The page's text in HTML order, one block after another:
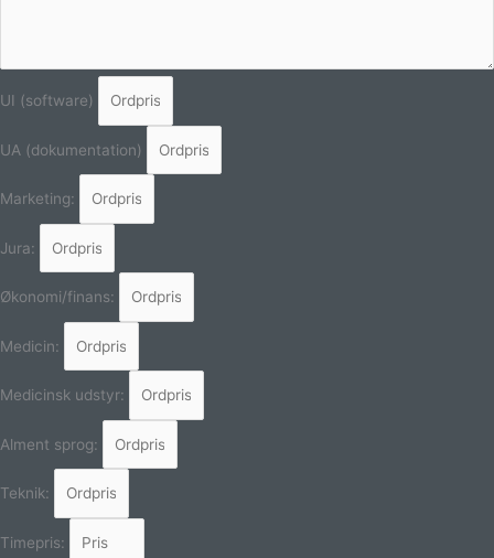
UI (software)
UA (dokumentation)
Marketing:
Jura:
Økonomi/finans:
Medicin:
Medicinsk udstyr:
Alment sprog:
Teknik:
Timepris: